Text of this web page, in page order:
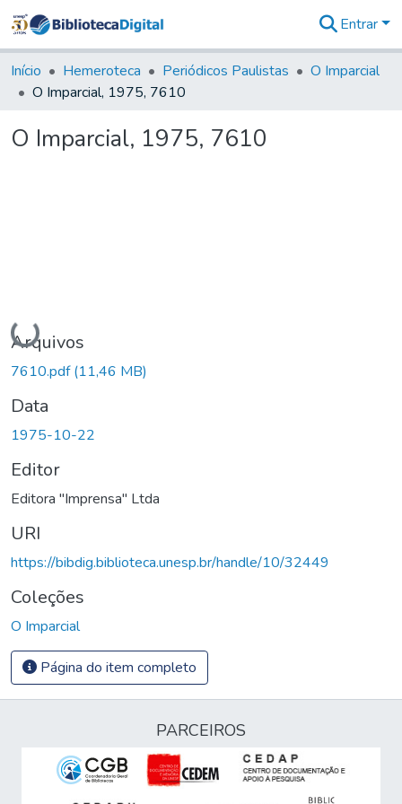
&
Coleções
Tudo na
Digital
Entrar
Início Hemeroteca Periódicos Paulistas
O Imparcial
O Imparcial, 1975, 7610
O Imparcial, 1975, 7610
Carregando...
Arquivos
7610.pdf(11,46 MB)
Data
1975-10-22
Editor
Editora "Imprensa" Ltda
URI
https://bibdig.biblioteca.unesp.br/handle/10/32449
Coleções
O Imparcial
Página do item completo
PARCEIROS